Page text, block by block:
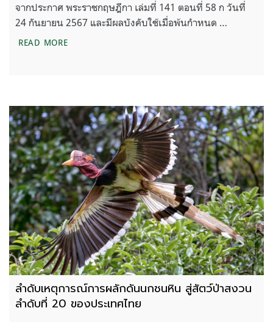
จากประกาศ พระราชกฤษฎีกา เล่มที่ 141 ตอนที่ 58 ก วันที่
24 กันยายน 2567 และมีผลบังคับใช้เมื่อพ้นกำหนด …
READ MOREพ.ร.ฎ.กำหนดให้ ‘นกชนหิน’ และ ‘วาฬสีน้ำเงิน’ เป็นสั
ลำดับเหตุการณ์การผลักดันนกชนหิน สู่สัตว์ป่าสงวน
ลำดับที่ 20 ของประเทศไทย